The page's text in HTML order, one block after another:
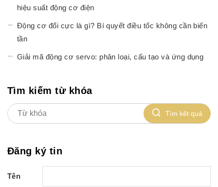
hiệu suất động cơ điện
Động cơ đổi cực là gì? Bí quyết điều tốc không cần biến
tần
Giải mã động cơ servo: phân loại, cấu tạo và ứng dụng
Tìm kiếm từ khóa
Tìm kêt quả
Đăng ký tin
Tên